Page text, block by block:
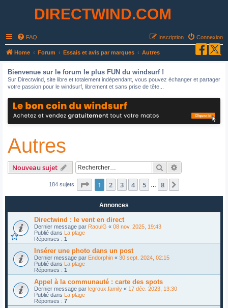
DIRECTWIND.COM
FAQ Connexion
Inscription
Home Forum Essais et avis par marques Autres
Bienvenue sur le forum le plus FUN du windsurf !
Sur Directwind, site libre et totalement indépendant, vous pouvez échanger et partager
votre passion pour le windsurf, librement et sans prise de tête...
Autres
Nouveau sujet Rechercher
184 sujets Page 1sur8
1 2 3 4 5 8
Annonces
Directwind : le vent en direct
Dernier message par RaoulG « 08 nov. 2025, 19:43
Publié dans La plage
Réponses : 1
Insérer une photo dans un post
Dernier message par Endorphin « 30 sept. 2024, 02:15
Publié dans La plage
Réponses : 1
Appel à la communauté : carte des spots
Dernier message par legroux.family « 17 déc. 2023, 13:30
Publié dans La plage
Réponses : 7